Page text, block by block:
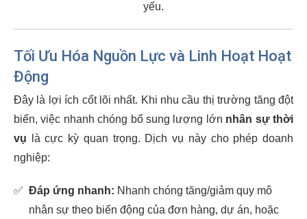
yếu.
Tối Ưu Hóa Nguồn Lực và Linh Hoạt Hoạt
Động
Đây là lợi ích cốt lõi nhất. Khi nhu cầu thị trường tăng đột
biến, việc nhanh chóng bổ sung lượng lớn nhân sự thời
vụ là cực kỳ quan trọng. Dịch vụ này cho phép doanh
nghiệp:
✅ Đáp ứng nhanh: Nhanh chóng tăng/giảm quy mô
nhân sự theo biến động của đơn hàng, dự án, hoặc